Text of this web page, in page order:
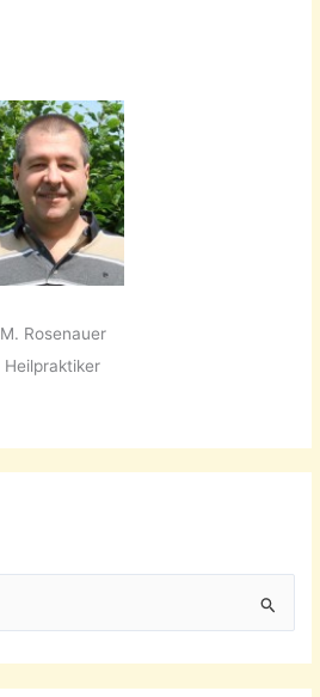
M. Rosenauer
Heilpraktiker